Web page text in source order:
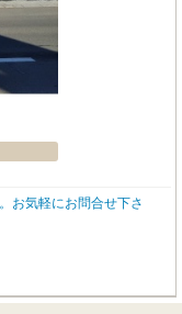
お気軽にお問合せ下さ